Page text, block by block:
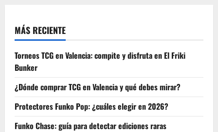
MÁS RECIENTE
Torneos TCG en Valencia: compite y disfruta en El Friki
Bunker
¿Dónde comprar TCG en Valencia y qué debes mirar?
Protectores Funko Pop: ¿cuáles elegir en 2026?
Funko Chase: guía para detectar ediciones raras